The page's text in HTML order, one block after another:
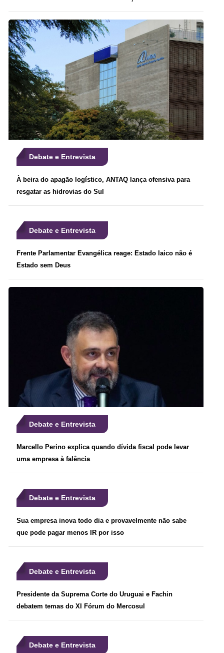
Debate e Entrevista
À beira do apagão logístico, ANTAQ lança ofensiva para
resgatar as hidrovias do Sul
Debate e Entrevista
Frente Parlamentar Evangélica reage: Estado laico não é
Estado sem Deus
Debate e Entrevista
Marcello Perino explica quando dívida fiscal pode levar
uma empresa à falência
Debate e Entrevista
Sua empresa inova todo dia e provavelmente não sabe
que pode pagar menos IR por isso
Debate e Entrevista
Presidente da Suprema Corte do Uruguai e Fachin
debatem temas do XI Fórum do Mercosul
Debate e Entrevista